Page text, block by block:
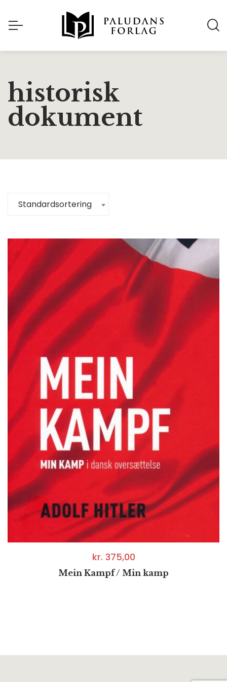
historisk
dokument
Standardsortering
kr. 375,00
Mein Kampf / Min kamp